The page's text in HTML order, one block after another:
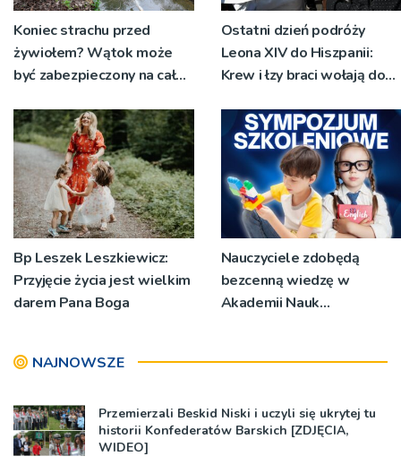
Koniec strachu przed
żywiołem? Wątok może
być zabezpieczony na całej
Ostatni dzień podróży
Leona XIV do Hiszpanii:
Krew i łzy braci wołają do
Bp Leszek Leszkiewicz:
Przyjęcie życia jest wielkim
darem Pana Boga
Nauczyciele zdobędą
bezcenną wiedzę w
Akademii Nauk
NAJNOWSZE
Przemierzali Beskid Niski i uczyli się ukrytej tu
historii Konfederatów Barskich [ZDJĘCIA,
WIDEO]